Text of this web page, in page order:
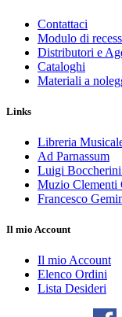
Contattaci
Modulo di
Distributori e
Cataloghi
Materiali a
Links
Libreria
Ad Parnassum
Luigi
Muzio Clementi
Francesco
Il mio Account
Il mio Account
Elenco Ordini
Lista Desideri